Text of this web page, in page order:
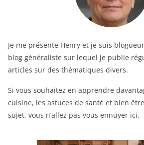
Je me présente Henry et je suis
blog généraliste sur lequel je publie
articles sur des thématiques divers.
Si vous souhaitez en apprendre
cuisine, les astuces de santé et bien
sujet, vous n’allez pas vous ennuyer ici.